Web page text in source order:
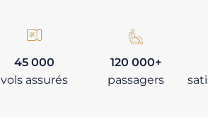
45 000
vols assurés
120 000+
passagers